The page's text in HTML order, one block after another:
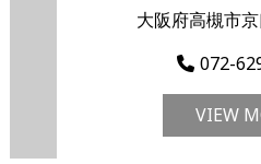
大阪府高槻市
072-
VIEW